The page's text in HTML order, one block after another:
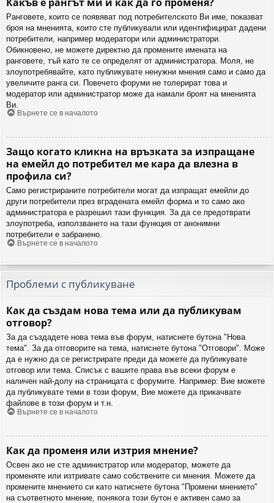
Ранговете, които се появяват под потребителското Ви име, показват
броя на мненията, които сте публикували или идентифицират дадени
потребители, например модератори или администратори.
Обикновено, не можете директно да промените имената на
ранговете, тъй като те се определят от администратора. Моля, не
злоупотребявайте, като публикувате ненужни мнения само и само да
увеличите ранга си. Повечето форуми не толерират това и
модератор или администратор може да намали броят на мненията
Ви.
Върнете се в началото
Защо когато кликна на връзката за изпращане
на емейл до потребител ме кара да влезна в
профила си?
Само регистрираните потребители могат да изпращат емейли до
други потребители през вградената емейл форма и то само ако
администратора е разрешил тази функция. За да се предотврати
злоупотреба, използването на тази функция от анонимни
потребители е забранено.
Върнете се в началото
Проблеми с публикуване
Как да създам нова тема или да публикувам
отговор?
За да създадете нова тема във форум, натиснете бутона "Нова
тема". За да отговорите на тема, натиснете бутона "Отговори". Може
да е нужно да се регистрирате преди да можете да публикувате
отговор или тема. Списък с вашите права във всеки форум е
наличен най-долу на страницата с форумите. Например: Вие можете
да публикувате теми в този форум, Вие можете да прикачвате
файлове в този форум и т.н.
Върнете се в началото
Как да променя или изтрия мнение?
Освен ако не сте администратор или модератор, можете да
променяте или изтривате само собствените си мнения. Можете да
промените мнението си като натиснете бутона "Промени мнението"
на съответното мнение, понякога този бутон е активен само за